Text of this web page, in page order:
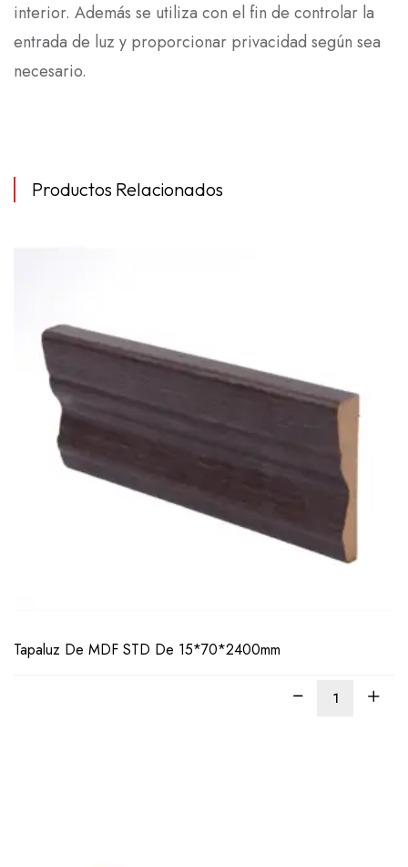
interior. Además se utiliza con el fin de controlar la
entrada de luz y proporcionar privacidad según sea
necesario.
Productos Relacionados
MÁS
Tapaluz De MDF STD De 15*70*2400mm
LEER